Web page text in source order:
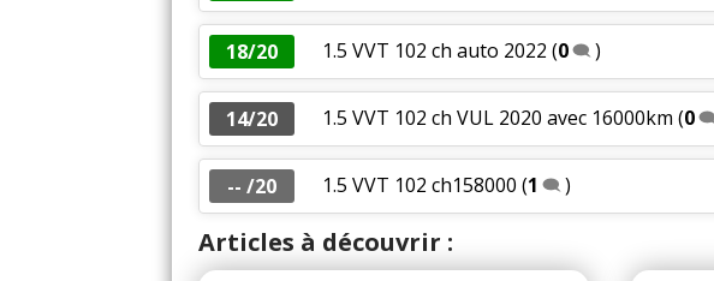
18/20 1.5 VVT 102 ch auto 2022 (0 )
14/20 1.5 VVT 102 ch VUL 2020 avec 16000km (0
-- /20 1.5 VVT 102 ch158000 (1 )
Articles à découvrir :